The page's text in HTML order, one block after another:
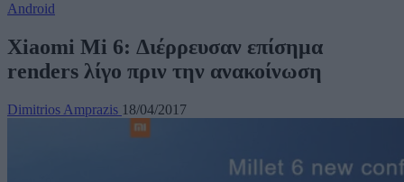
Android
Xiaomi Mi 6: Διέρρευσαν επίσημα
renders λίγο πριν την ανακοίνωση
Dimitrios Amprazis 18/04/2017